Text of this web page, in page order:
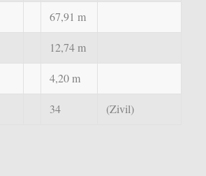
67,91 m
12,74 m
4,20 m
34 (Zivil)